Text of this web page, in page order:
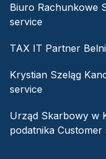
Biuro Rachunkowe
service
TAX IT Partner
Krystian Szeląg
service
Urząd Skarbowy w
podatnika Customer